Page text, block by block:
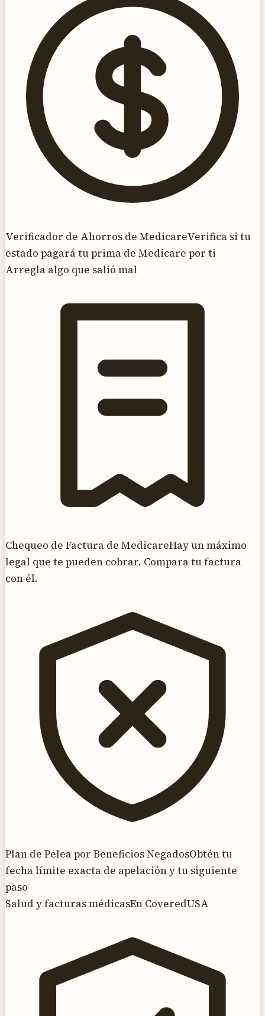
Verificador de Ahorros de MedicareVerifica si tu
estado pagará tu prima de Medicare por ti
Arregla algo que salió mal
Chequeo de Factura de MedicareHay un máximo
legal que te pueden cobrar. Compara tu factura
con él.
Plan de Pelea por Beneficios NegadosObtén tu
fecha límite exacta de apelación y tu siguiente
paso
Salud y facturas médicasEn CoveredUSA